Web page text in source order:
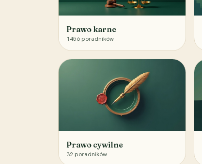
Prawo karne
1456 poradników
Prawo cywilne
32 poradników